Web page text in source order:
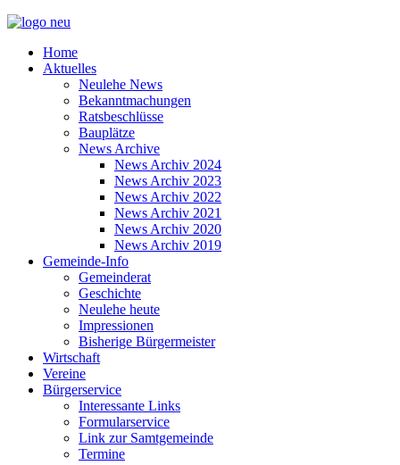
Home
Aktuelles
Neulehe News
Bekanntmachungen
Ratsbeschlüsse
Bauplätze
News Archive
News Archiv 2024
News Archiv 2023
News Archiv 2022
News Archiv 2021
News Archiv 2020
News Archiv 2019
Gemeinde-Info
Gemeinderat
Geschichte
Neulehe heute
Impressionen
Bisherige Bürgermeister
Wirtschaft
Vereine
Bürgerservice
Interessante Links
Formularservice
Link zur Samtgemeinde
Termine